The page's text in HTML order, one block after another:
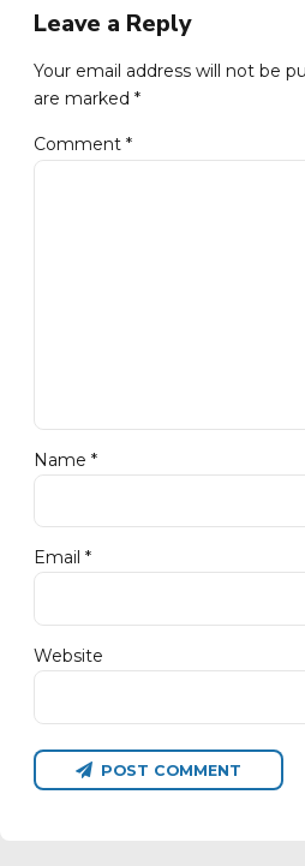
Leave a Reply
Your email address will not be
are marked *
Comment *
Name *
Email *
Website
POST COMMENT